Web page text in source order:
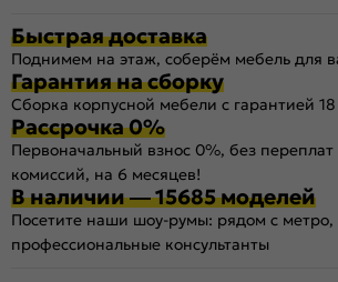
Быстрая доставка
Поднимем на этаж, соберём мебель для
Гарантия на сборку
Сборка корпусной мебели с гарантией
Рассрочка 0%
Первоначальный взнос 0%, без
комиссий, на 6 месяцев!
В наличии — 15685 моделей
Посетите наши шоу-румы: рядом с метро,
профессиональные консультанты